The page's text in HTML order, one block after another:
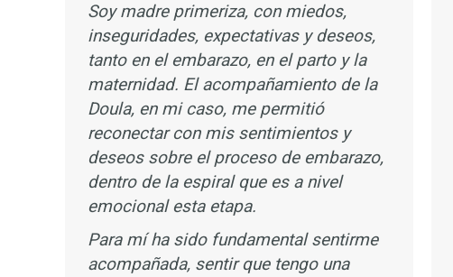
Soy madre primeriza, con miedos,
inseguridades, expectativas y deseos,
tanto en el embarazo, en el parto y la
maternidad. El acompañamiento de la
Doula, en mi caso, me permitió
reconectar con mis sentimientos y
deseos sobre el proceso de embarazo,
dentro de la espiral que es a nivel
emocional esta etapa.
Para mí ha sido fundamental sentirme
acompañada, sentir que tengo una